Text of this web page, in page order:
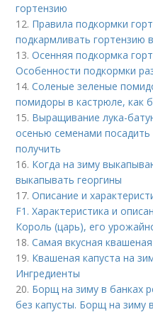
гортензию
12. Правила подкормки
подкармливать гортензию
13.Осенняя подкормка
Особенности подкормки
14.Соленые зеленые
помидоры в кастрюле, как
15. Выращивание лука-
осенью семенами
получить
16. Когда на зиму
выкапывать георгины
17.Описание и
F1. Характеристика и
Король (царь), его
18.Самая вкусная
19. Квашеная капуста на
Ингредиенты
20. Борщ на зиму в банках
без капусты. Борщ на зиму